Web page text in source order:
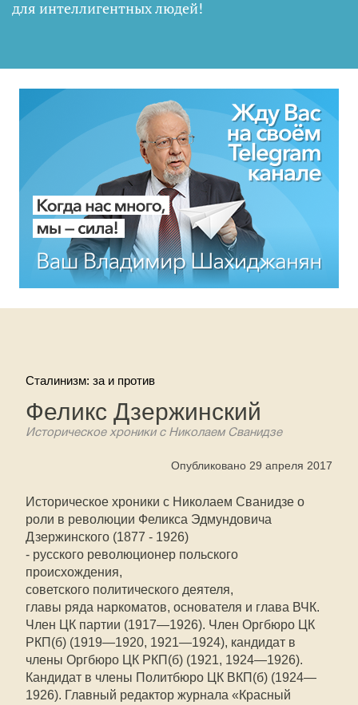
для интеллигентных людей!
Сталинизм: за и против
Феликс Дзержинский
Историческое хроники с Николаем Сванидзе
Опубликовано 29 апреля 2017
Историческое хроники с Николаем Сванидзе о
роли в революции Феликса Эдмундовича
Дзержинского (1877 - 1926)
- русского революционер польского
происхождения,
советского политического деятеля,
главы ряда наркоматов, основателя и глава ВЧК.
Член ЦК партии (1917—1926). Член Оргбюро ЦК
РКП(б) (1919—1920, 1921—1924), кандидат в
члены Оргбюро ЦК РКП(б) (1921, 1924—1926).
Кандидат в члены Политбюро ЦК ВКП(б) (1924—
1926). Главный редактор журнала «Красный